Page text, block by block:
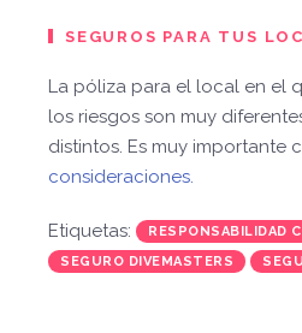
SEGUROS PARA TUS
La póliza para el local en el
los riesgos son muy
distintos. Es muy
consideraciones.
Etiquetas: RESPONSABILIDAD
SEGURO DIVEMASTERS